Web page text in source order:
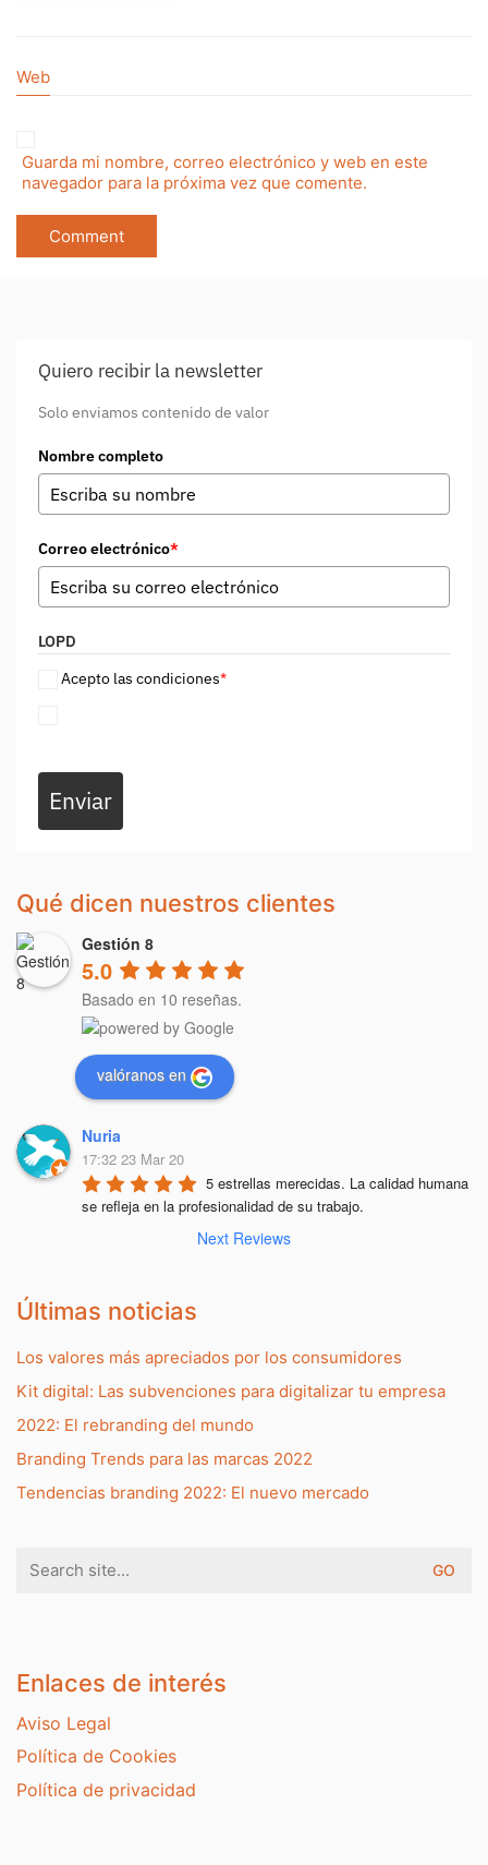
Web
Guarda mi nombre, correo electrónico y web en este
navegador para la próxima vez que comente.
Quiero recibir la newsletter
Solo enviamos contenido de valor
Nombre completo
Correo electrónico*
LOPD
Acepto las condiciones*
Enviar
Qué dicen nuestros clientes
Gestión 8
5.0
Basado en 10 reseñas.
valóranos en
Nuria
17:32 23 Mar 20
5 estrellas merecidas. La calidad humana
se refleja en la profesionalidad de su trabajo.
Next Reviews
Últimas noticias
Los valores más apreciados por los consumidores
Kit digital: Las subvenciones para digitalizar tu empresa
2022: El rebranding del mundo
Branding Trends para las marcas 2022
Tendencias branding 2022: El nuevo mercado
for:
Enlaces de interés
Aviso Legal
Política de Cookies
Política de privacidad